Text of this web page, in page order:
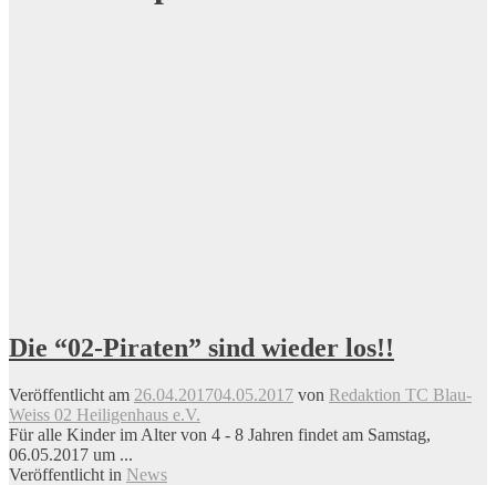
Die “02-Piraten” sind wieder los!!
Veröffentlicht am 26.04.201704.05.2017 von Redaktion TC Blau-
Weiss 02 Heiligenhaus e.V.
Für alle Kinder im Alter von 4 - 8 Jahren findet am Samstag,
06.05.2017 um ...
Veröffentlicht in News